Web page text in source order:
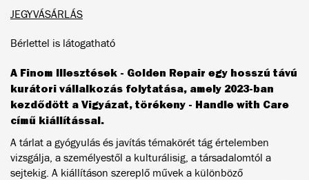
JEGYVÁSÁRLÁS
Bérlettel is látogatható
A Finom Illesztések - Golden Repair egy hosszú távú
kurátori vállalkozás folytatása, amely 2023-ban
kezdődött a Vigyázat, törékeny - Handle with Care
című kiállítással.
A tárlat a gyógyulás és javítás témakörét tág értelemben
vizsgálja, a személyestől a kulturálisig, a társadalomtól a
sejtekig. A kiállításon szereplő művek a különböző